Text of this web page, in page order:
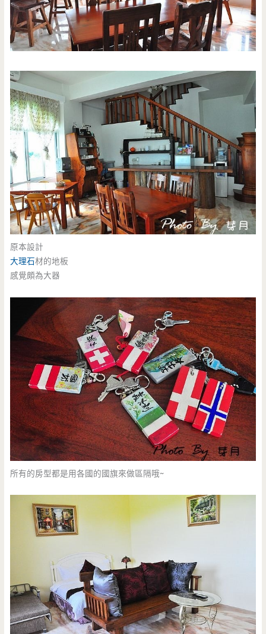
原本設計
大理石材的地板
感覺頗為大器
所有的房型都是用各國的國旗來做區隔哦~